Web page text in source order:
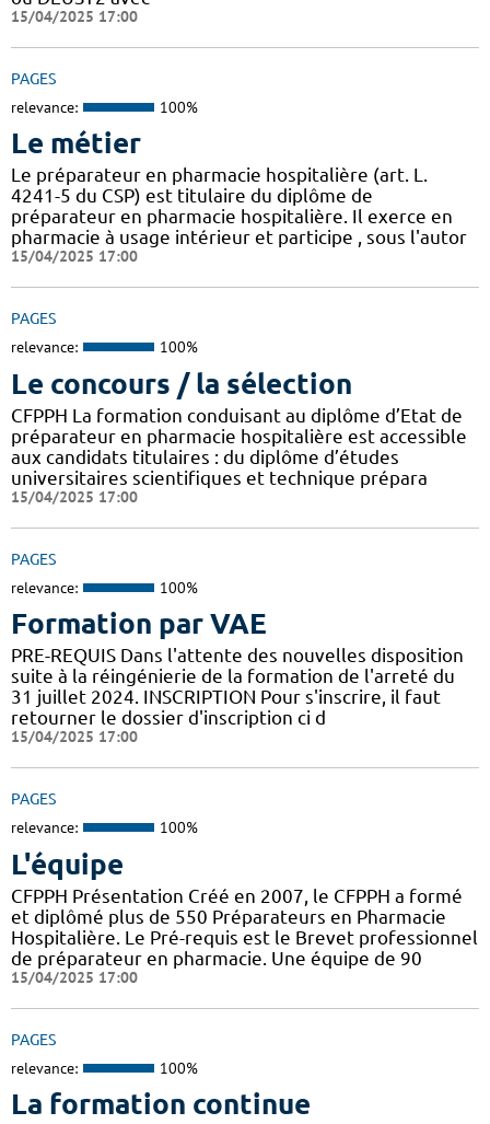
15/04/2025 17:00
PAGES
relevance: 100%
Le métier
Le préparateur en pharmacie hospitalière (art. L.
4241-5 du CSP) est titulaire du diplôme de
préparateur en pharmacie hospitalière. Il exerce en
pharmacie à usage intérieur et participe , sous l'autor
15/04/2025 17:00
PAGES
relevance: 100%
Le concours / la sélection
CFPPH La formation conduisant au diplôme d’Etat de
préparateur en pharmacie hospitalière est accessible
aux candidats titulaires : du diplôme d’études
universitaires scientifiques et technique prépara
15/04/2025 17:00
PAGES
relevance: 100%
Formation par VAE
PRE-REQUIS Dans l'attente des nouvelles disposition
suite à la réingénierie de la formation de l'arreté du
31 juillet 2024. INSCRIPTION Pour s'inscrire, il faut
retourner le dossier d'inscription ci d
15/04/2025 17:00
PAGES
relevance: 100%
L'équipe
CFPPH Présentation Créé en 2007, le CFPPH a formé
et diplômé plus de 550 Préparateurs en Pharmacie
Hospitalière. Le Pré-requis est le Brevet professionnel
de préparateur en pharmacie. Une équipe de 90
15/04/2025 17:00
PAGES
relevance: 100%
La formation continue